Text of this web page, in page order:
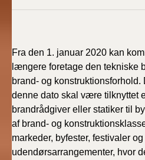
Fra den 1. januar 2020 kan
længere foretage den tekniske
brand- og konstruktionsforhold.
denne dato skal være tilknyttet
brandrådgiver eller statiker til
af brand- og
markeder, byfester, festivaler
udendørsarrangementer, hvor